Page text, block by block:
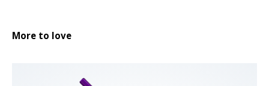
More to love